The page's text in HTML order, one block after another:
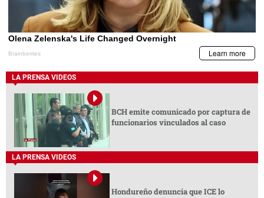
LA PRENSA VIDEOS
BCH emite comunicado por captura de
funcionarios vinculados al caso
LA PRENSA VIDEOS
Hondureño denuncia que ICE lo